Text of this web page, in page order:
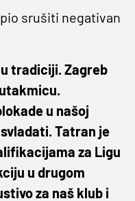
srušiti negativan
tradiciji. Zagreb
u našoj
Tatran je
za Ligu
u drugom
za naš klub i